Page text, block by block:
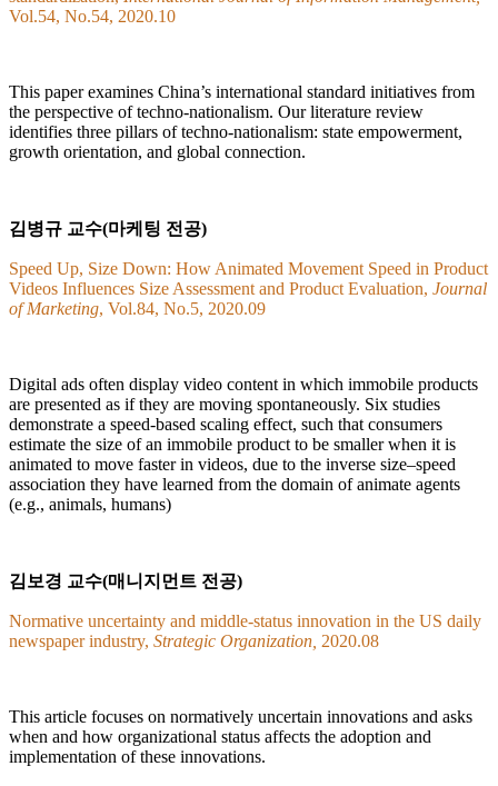
Vol.54, No.54, 2020.10
This paper examines China’s international standard initiatives from
the perspective of techno-nationalism. Our literature review
identifies three pillars of techno-nationalism: state empowerment,
growth orientation, and global connection.
김병규 교수(마케팅 전공)
Speed Up, Size Down: How Animated Movement Speed in Product
Videos Influences Size Assessment and Product Evaluation, Journal
of Marketing, Vol.84, No.5, 2020.09
Digital ads often display video content in which immobile products
are presented as if they are moving spontaneously. Six studies
demonstrate a speed-based scaling effect, such that consumers
estimate the size of an immobile product to be smaller when it is
animated to move faster in videos, due to the inverse size–speed
association they have learned from the domain of animate agents
(e.g., animals, humans)
김보경 교수(매니지먼트 전공)
Normative uncertainty and middle-status innovation in the US daily
newspaper industry, Strategic Organization, 2020.08
This article focuses on normatively uncertain innovations and asks
when and how organizational status affects the adoption and
implementation of these innovations.